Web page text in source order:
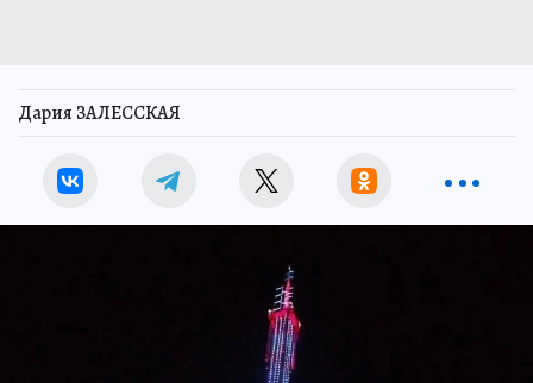
Дария ЗАЛЕССКАЯ